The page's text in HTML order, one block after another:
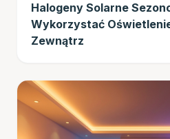
Halogeny Solarne
Wykorzystać
Zewnątrz